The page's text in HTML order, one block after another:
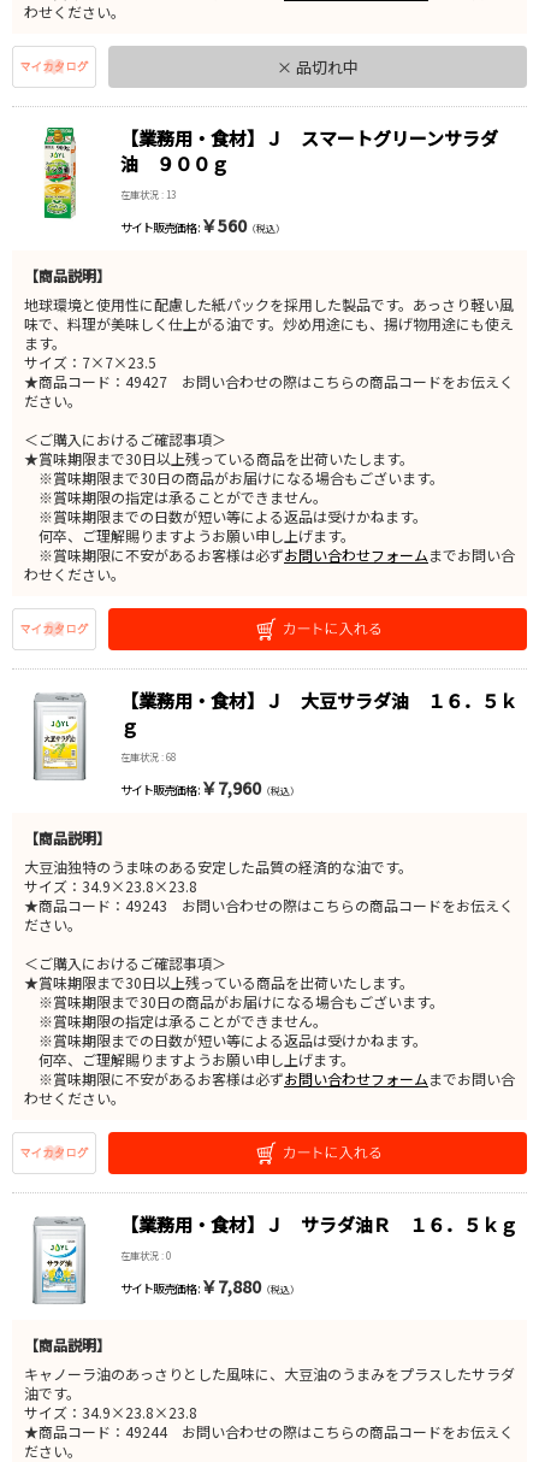
わせください。
× 品切れ中
【業務用・食材】Ｊ スマートグリーンサラダ
油 ９００ｇ
在庫状況 : 13
サイト販売価格 : ￥560（税込）
【商品説明】
地球環境と使用性に配慮した紙パックを採用した製品です。あっさり軽い風
味で、料理が美味しく仕上がる油です。炒め用途にも、揚げ物用途にも使え
ます。
サイズ：7×7×23.5
★商品コード：49427 お問い合わせの際はこちらの商品コードをお伝えく
ださい。
＜ご購入におけるご確認事項＞
★賞味期限まで30日以上残っている商品を出荷いたします。
※賞味期限まで30日の商品がお届けになる場合もございます。
※賞味期限の指定は承ることができません。
※賞味期限までの日数が短い等による返品は受けかねます。
何卒、ご理解賜りますようお願い申し上げます。
※賞味期限に不安があるお客様は必ずお問い合わせフォームまでお問い合
わせください。
【業務用・食材】Ｊ 大豆サラダ油 １６．５ｋ
ｇ
在庫状況 : 68
サイト販売価格 : ￥7,960（税込）
【商品説明】
大豆油独特のうま味のある安定した品質の経済的な油です。
サイズ：34.9×23.8×23.8
★商品コード：49243 お問い合わせの際はこちらの商品コードをお伝えく
ださい。
＜ご購入におけるご確認事項＞
★賞味期限まで30日以上残っている商品を出荷いたします。
※賞味期限まで30日の商品がお届けになる場合もございます。
※賞味期限の指定は承ることができません。
※賞味期限までの日数が短い等による返品は受けかねます。
何卒、ご理解賜りますようお願い申し上げます。
※賞味期限に不安があるお客様は必ずお問い合わせフォームまでお問い合
わせください。
【業務用・食材】Ｊ サラダ油Ｒ １６．５ｋｇ
在庫状況 : 0
サイト販売価格 : ￥7,880（税込）
【商品説明】
キャノーラ油のあっさりとした風味に、大豆油のうまみをプラスしたサラダ
油です。
サイズ：34.9×23.8×23.8
★商品コード：49244 お問い合わせの際はこちらの商品コードをお伝えく
ださい。